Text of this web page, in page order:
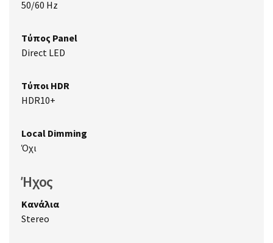
50/60 Hz
Τύπος Panel
Direct LED
Τύποι HDR
HDR10+
Local Dimming
Όχι
Ήχος
Κανάλια
Stereo